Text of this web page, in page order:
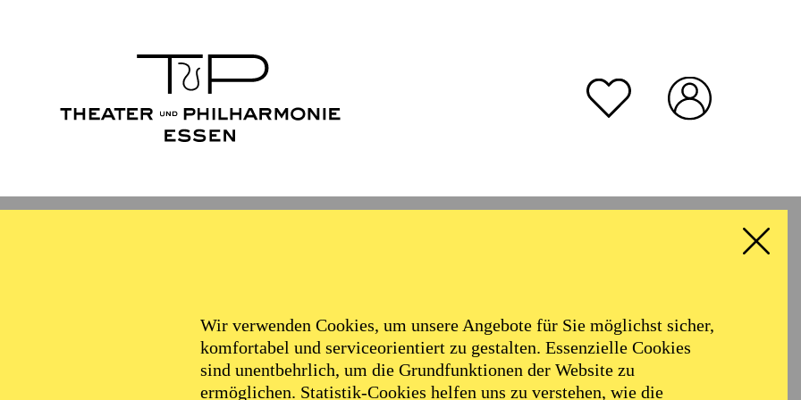
Wir verwenden Cookies, um unsere Angebote für Sie möglichst sicher,
komfortabel und serviceorientiert zu gestalten. Essenzielle Cookies
sind unentbehrlich, um die Grundfunktionen der Website zu
ermöglichen. Statistik-Cookies helfen uns zu verstehen, wie die